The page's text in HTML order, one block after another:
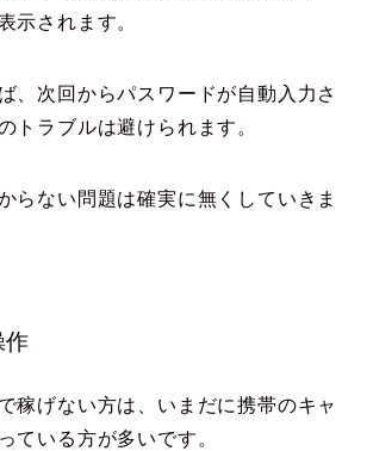
示されます。
、次回からパスワードが自動入力さ
トラブルは避けられます。
らない問題は確実に無くしていきま
作
稼げない方は、いまだに携帯のキャ
ている方が多いです。